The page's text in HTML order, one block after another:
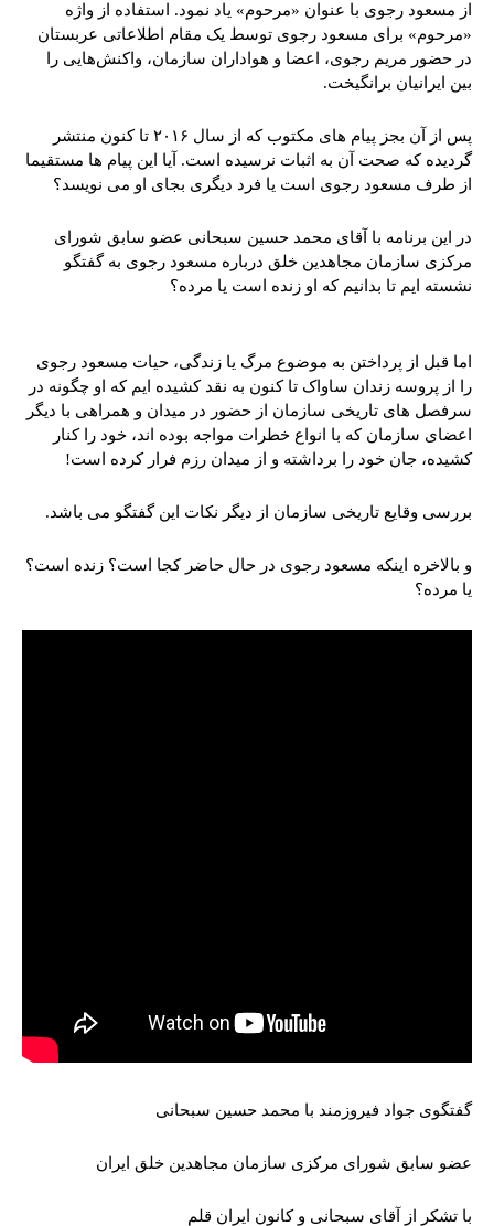
از مسعود رجوی با عنوان «مرحوم» یاد نمود. استفاده از واژه
«مرحوم» برای مسعود رجوی توسط یک مقام اطلاعاتی عربستان
در حضور مریم رجوی، اعضا و هواداران سازمان، واکنش‌هایی را
بین ایرانیان برانگیخت.
پس از آن بجز پیام های مکتوب که از سال ۲۰۱۶ تا کنون منتشر
گردیده که صحت آن به اثبات نرسیده است. آیا این پیام ها مستقیما
از طرف مسعود رجوی است یا فرد دیگری بجای او می نویسد؟
در این برنامه با آقای محمد حسین سبحانی عضو سابق شورای
مرکزی سازمان مجاهدین خلق درباره مسعود رجوی به گفتگو
نشسته ایم تا بدانیم که او زنده است یا مرده؟
اما قبل از پرداختن به موضوع مرگ یا زندگی، حیات مسعود رجوی
را از پروسه زندان ساواک تا کنون به نقد کشیده ایم که او چگونه در
سرفصل های تاریخی سازمان از حضور در میدان و همراهی با دیگر
اعضای سازمان که با انواع خطرات مواجه بوده اند، خود را کنار
کشیده، جان خود را برداشته و از میدان رزم فرار کرده است!
بررسی وقایع تاریخی سازمان از دیگر نکات این گفتگو می باشد.
و بالاخره اینکه مسعود رجوی در حال حاضر کجا است؟ زنده است؟
یا مرده؟
گفتگوی جواد فیروزمند با محمد حسین سبحانی
عضو سابق شورای مرکزی سازمان مجاهدین خلق ایران
با تشکر از آقای سبحانی و کانون ایران قلم